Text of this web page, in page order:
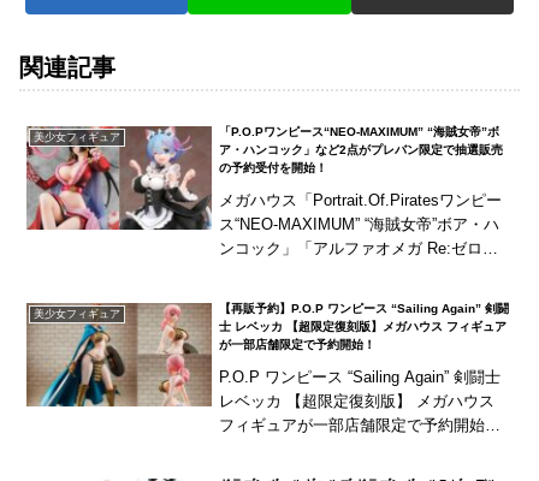
関連記事
美少女フィギュア
「P.O.Pワンピース“NEO-MAXIMUM” “海賊女帝”ボ
ア・ハンコック」など2点がプレバン限定で抽選販売
の予約受付を開始！
メガハウス「Portrait.Of.Piratesワンピー
ス“NEO-MAXIMUM” “海賊女帝”ボア・ハ
ンコック」「アルファオメガ Re:ゼロか
美少女フィギュア
【再販予約】P.O.P ワンピース “Sailing Again” 剣闘
士 レベッカ 【超限定復刻版】メガハウス フィギュア
が一部店舗限定で予約開始！
P.O.P ワンピース “Sailing Again” 剣闘士
レベッカ 【超限定復刻版】 メガハウス
フィギュアが一部店舗限定で予約開始！